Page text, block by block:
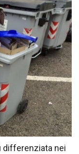
differenziata nei